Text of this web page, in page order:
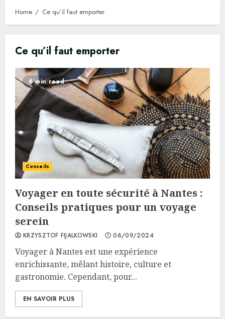
Home Ce qu’il faut emporter
Ce qu’il faut emporter
6 min read
Conseils
Voyager en toute sécurité à Nantes :
Conseils pratiques pour un voyage
serein
KRZYSZTOF FIJALKOWSKI 06/09/2024
Voyager à Nantes est une expérience
enrichissante, mêlant histoire, culture et
gastronomie. Cependant, pour...
EN SAVOIR PLUS